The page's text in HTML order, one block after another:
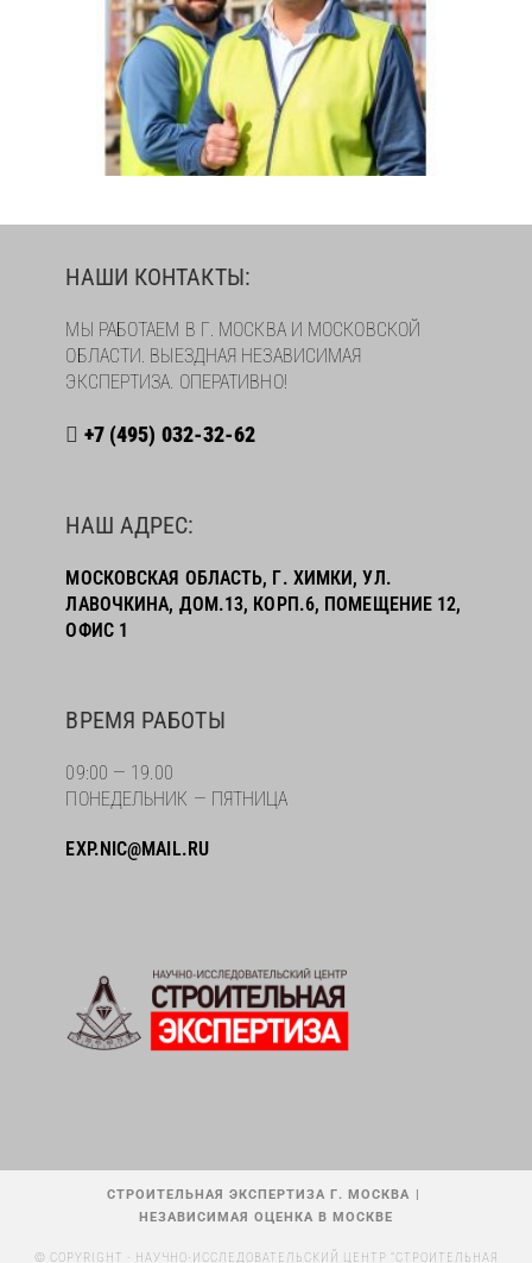
НАШИ КОНТАКТЫ:
МЫ РАБОТАЕМ В Г. МОСКВА И МОСКОВСКОЙ
ОБЛАСТИ. ВЫЕЗДНАЯ НЕЗАВИСИМАЯ
ЭКСПЕРТИЗА. ОПЕРАТИВНО!
+7 (495) 032-32-62
НАШ АДРЕС:
МОСКОВСКАЯ ОБЛАСТЬ, Г. ХИМКИ, УЛ.
ЛАВОЧКИНА, ДОМ.13, КОРП.6, ПОМЕЩЕНИЕ 12,
ОФИС 1
ВРЕМЯ РАБОТЫ
09:00 — 19.00
ПОНЕДЕЛЬНИК — ПЯТНИЦА
EXP.NIC@MAIL.RU
СТРОИТЕЛЬНАЯ ЭКСПЕРТИЗА Г. МОСКВА
НЕЗАВИСИМАЯ ОЦЕНКА В МОСКВЕ
© COPYRIGHT - НАУЧНО-ИССЛЕДОВАТЕЛЬСКИЙ ЦЕНТР "СТРОИТЕЛЬНАЯ